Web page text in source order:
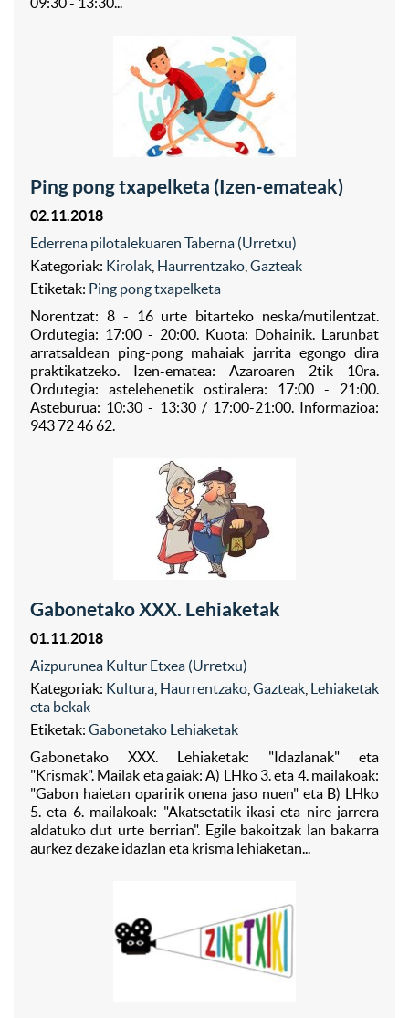
Ping pong txapelketa (Izen-emateak)
02.11.2018
Ederrena pilotalekuaren Taberna (Urretxu)
Kategoriak: Kirolak Haurrentzako Gazteak
Etiketak: Ping pong txapelketa
Norentzat: 8 - 16 urte bitarteko neska/mutilentzat.
Ordutegia: 17:00 - 20:00. Kuota: Dohainik. Larunbat
arratsaldean ping-pong mahaiak jarrita egongo dira
praktikatzeko. Izen-ematea: Azaroaren 2tik 10ra.
Ordutegia: astelehenetik ostiralera: 17:00 - 21:00.
Asteburua: 10:30 - 13:30 / 17:00-21:00. Informazioa:
943 72 46 62.
Gabonetako XXX. Lehiaketak
01.11.2018
Aizpurunea Kultur Etxea (Urretxu)
Kategoriak: Kultura Haurrentzako Gazteak Lehiaketak
eta bekak
Etiketak: Gabonetako Lehiaketak
Gabonetako XXX. Lehiaketak: "Idazlanak" eta
"Krismak". Mailak eta gaiak: A) LHko 3. eta 4. mailakoak:
"Gabon haietan oparirik onena jaso nuen" eta B) LHko
5. eta 6. mailakoak: "Akatsetatik ikasi eta nire jarrera
aldatuko dut urte berrian". Egile bakoitzak lan bakarra
aurkez dezake idazlan eta krisma lehiaketan...